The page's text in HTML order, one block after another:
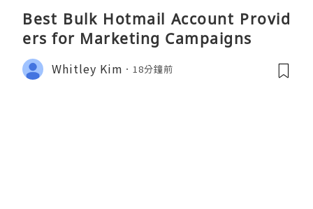
Best Bulk Hotmail Account Provid
ers for Marketing Campaigns
Whitley Kim 18分鐘前